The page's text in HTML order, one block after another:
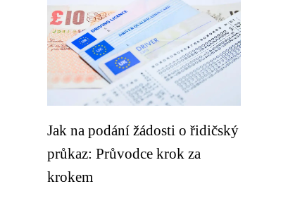
Jak na podání žádosti o řidičský
průkaz: Průvodce krok za
krokem